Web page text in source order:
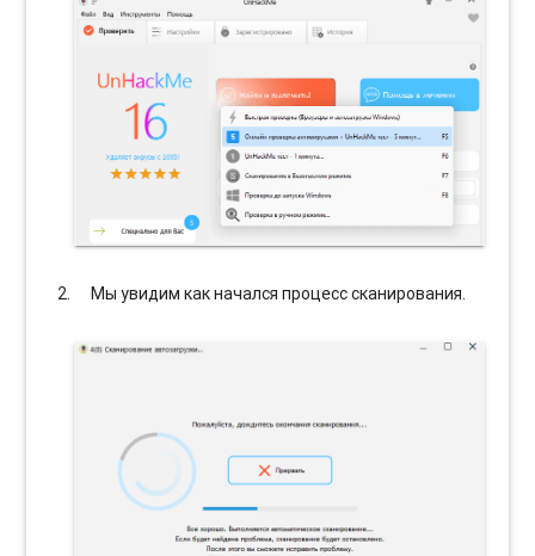
Мы увидим как начался процесс сканирования.